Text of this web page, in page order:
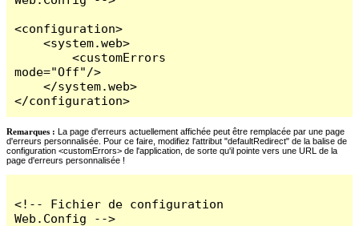
<configuration>
    <system.web>
        <customErrors
mode="Off"/>
    </system.web>
</configuration>
Remarques : La page d'erreurs actuellement affichée peut être remplacée par une page
d'erreurs personnalisée. Pour ce faire, modifiez l'attribut "defaultRedirect" de la balise de
configuration <customErrors> de l'application, de sorte qu'il pointe vers une URL de la
page d'erreurs personnalisée !
<!-- Fichier de configuration
Web.Config -->